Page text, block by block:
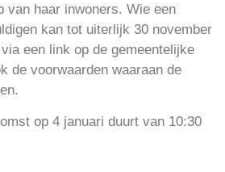
van haar inwoners. Wie een
kan tot uiterlijk 30 november
een link op de gemeentelijke
de voorwaarden waaraan de
op 4 januari duurt van 10:30